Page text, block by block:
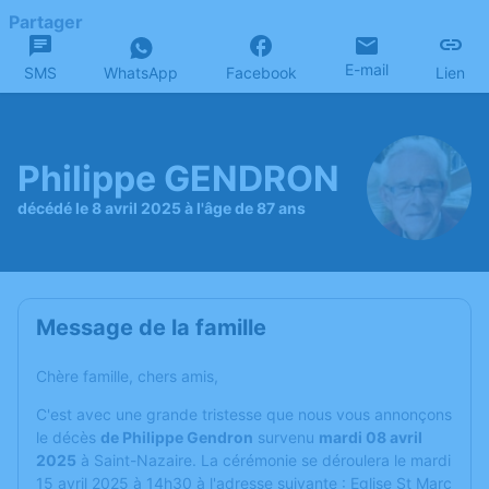
Partager
SMS WhatsApp Facebook E-mail Lien
Philippe GENDRON
décédé le 8 avril 2025 à l'âge de 87 ans
Message de la famille
Chère famille, chers amis,
C'est avec une grande tristesse que nous vous annonçons
le décès de Philippe Gendron survenu mardi 08 avril
2025 à Saint-Nazaire. La cérémonie se déroulera le mardi
15 avril 2025 à 14h30 à l'adresse suivante : Eglise St Marc